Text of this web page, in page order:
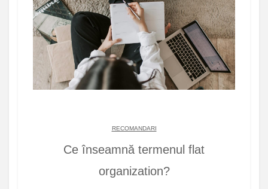
RECOMANDARI
Ce înseamnă termenul flat
organization?